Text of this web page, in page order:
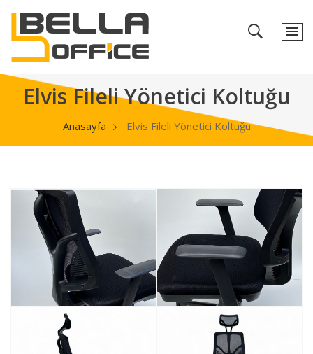
Elvis Fileli Yönetici Koltuğu
Anasayfa Elvis Fileli Yönetici Koltuğu